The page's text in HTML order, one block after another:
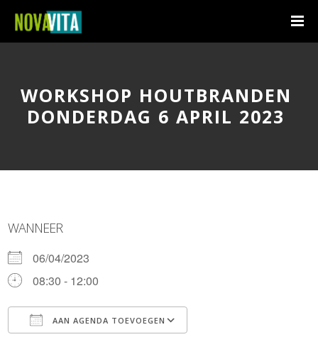
WORKSHOP HOUTBRANDEN
DONDERDAG 6 APRIL 2023
WANNEER
06/04/2023
08:30 - 12:00
AAN AGENDA TOEVOEGEN